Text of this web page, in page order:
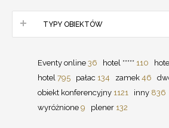
TYPY OBIEKTÓW
Eventy online 36 hotel ***** 110
hotel 795 pałac 134 zamek 46
obiekt konferencyjny 1121 inny 836
wyróżnione 9 plener 132